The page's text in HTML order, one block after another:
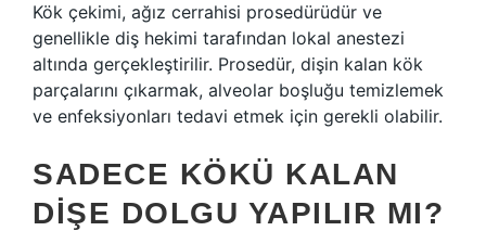
Kök çekimi, ağız cerrahisi prosedürüdür ve
genellikle diş hekimi tarafından lokal anestezi
altında gerçekleştirilir. Prosedür, dişin kalan kök
parçalarını çıkarmak, alveolar boşluğu temizlemek
ve enfeksiyonları tedavi etmek için gerekli olabilir.
SADECE KÖKÜ KALAN
DIŞE DOLGU YAPILIR MI?